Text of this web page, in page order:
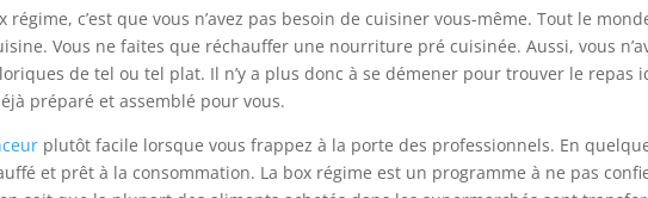
régime, c’est que vous n’avez pas besoin de cuisiner vous-même. Tout le
Vous ne faites que réchauffer une nourriture pré cuisinée. Aussi, vous
de tel ou tel plat. Il n’y a plus donc à se démener pour trouver le repas
préparé et assemblé pour vous.
plutôt facile lorsque vous frappez à la porte des professionnels. En
et prêt à la consommation. La box régime est un programme à ne pas